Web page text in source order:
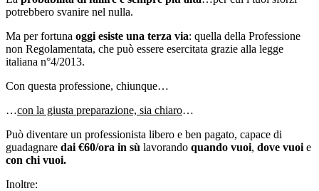
potrebbero svanire nel nulla.
Ma per fortuna oggi esiste una terza via: quella della Professione
non Regolamentata, che può essere esercitata grazie alla legge
italiana n°4/2013.
Con questa professione, chiunque…
…con la giusta preparazione, sia chiaro…
Può diventare un professionista libero e ben pagato, capace di
guadagnare dai €60/ora in sù lavorando quando vuoi, dove vuoi e
con chi vuoi.
Inoltre: